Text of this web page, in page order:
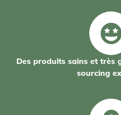
Des produits sains et très
sourcing